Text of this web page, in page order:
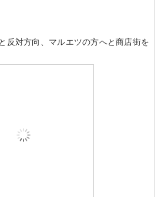
反対方向、マルエツの方へと商店街を